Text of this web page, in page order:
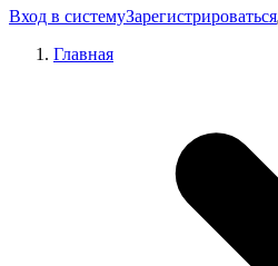
Вход в системуЗарегистрироваться
Главная